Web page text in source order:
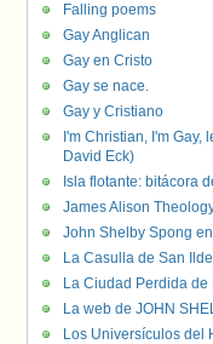
Falling poems
Gay Anglican
Gay en Cristo
Gay se nace.
Gay y Cristiano
I'm Christian, I'm Gay,
David Eck)
Isla flotante: bitácora
James Alison
John Shelby Spong
La Casulla de San
La Ciudad Perdida de
La web de JOHN
Los Universículos del